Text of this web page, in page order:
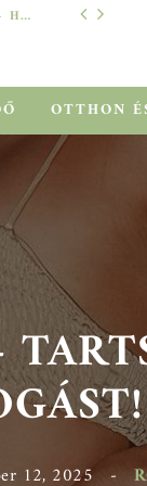
MAROKKÓ FOLYÉKONY ARANYA – HOGYAN SEGÍT AZ ARGÁNOLAJ A SZÁRAZ, MEGVISELT TINCSEKEN?
OTTHON
12, 2025 -